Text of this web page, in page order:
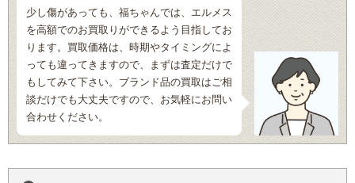
少し傷があっても、福ちゃんでは、エルメス
を高額でのお買取りができるよう目指してお
ります。買取価格は、時期やタイミングによ
っても違ってきますので、まずは査定だけで
もしてみて下さい。ブランド品の買取はご相
談だけでも大丈夫ですので、お気軽にお問い
合わせください。